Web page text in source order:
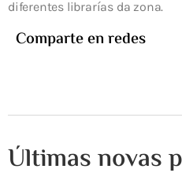
diferentes librarías da zona.
Comparte en redes
Últimas novas